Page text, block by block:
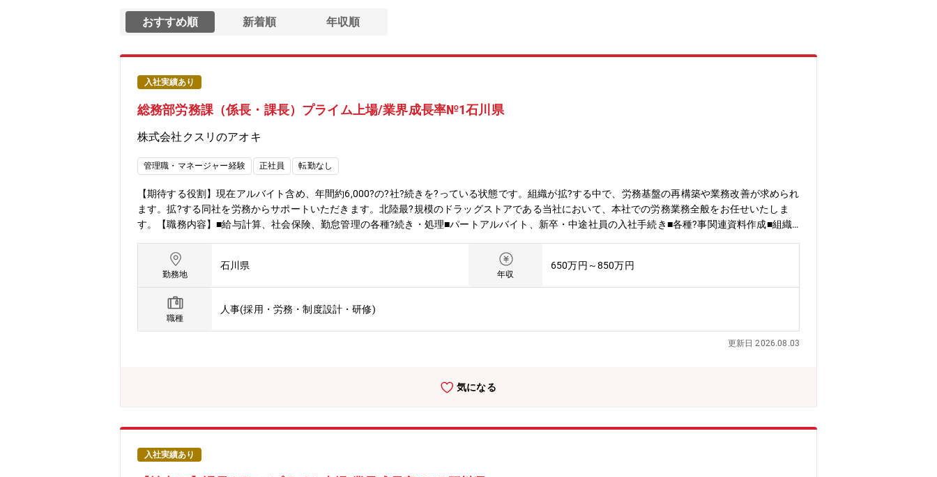
おすすめ順 新着順 年収順
入社実績あり
総務部労務課（係長・課長）プライム上場/業界成長率№1石川県
株式会社クスリのアオキ
管理職・マネージャー経験 正社員 転勤なし
【期待する役割】現在アルバイト含め、年間約6,000?の?社?続きを?っている状態です。組織が拡?する中で、労務基盤の再構築や業務改善が求められ
ます。拡?する同社を労務からサポートいただきます。北陸最?規模のドラッグストアである当社において、本社での労務業務全般をお任せいたしま
す。【職務内容】■給与計算、社会保険、勤怠管理の各種?続き・処理■パートアルバイト、新卒・中途社員の入社手続き■各種?事関連資料作成■組織
さとやりがい、その両立を実現できる働き方をご用意。3つの総合職区分から自分に最適な働き方を選択できます。総合職区分は毎年変更の申請が可
能なためその時々のライフスタイルに合った働き方が可能。
勤務地
石川県
年収
650万円～850万円
職種
人事(採用・労務・制度設計・研修)
更新日 2026.08.03
気になる
入社実績あり